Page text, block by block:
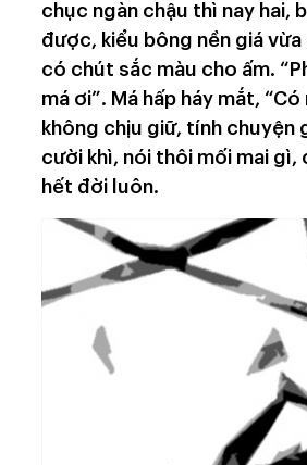
chục ngàn chậu thì nay hai,
được, kiểu bông nền giá vừa
có chút sắc màu cho ấm.
má ơi”. Má hấp háy mắt,
không chịu giữ, tính chuyện
cười khì, nói thôi mối mai gì,
hết đời luôn.